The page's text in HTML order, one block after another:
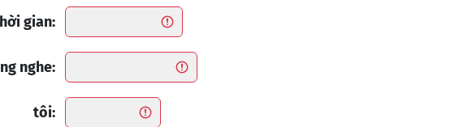
gian:
nghe:
tôi: